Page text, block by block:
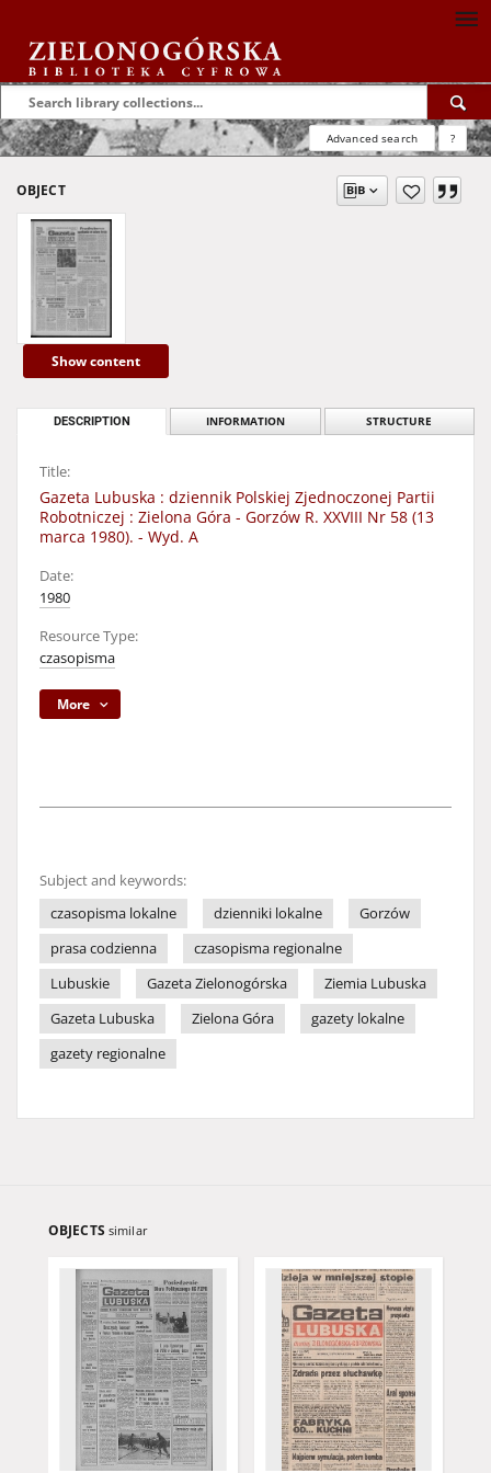
Advanced search ?
OBJECT
Show content
DESCRIPTION INFORMATION STRUCTURE
Title:
Gazeta Lubuska : dziennik Polskiej Zjednoczonej Partii
Robotniczej : Zielona Góra - Gorzów R. XXVIII Nr 58 (13
marca 1980). - Wyd. A
Date:
1980
Resource Type:
czasopisma
More
Subject and keywords:
czasopisma lokalne
dzienniki lokalne
Gorzów
prasa codzienna
czasopisma regionalne
Lubuskie
Gazeta Zielonogórska
Ziemia Lubuska
Gazeta Lubuska
Zielona Góra
gazety lokalne
gazety regionalne
OBJECTS similar